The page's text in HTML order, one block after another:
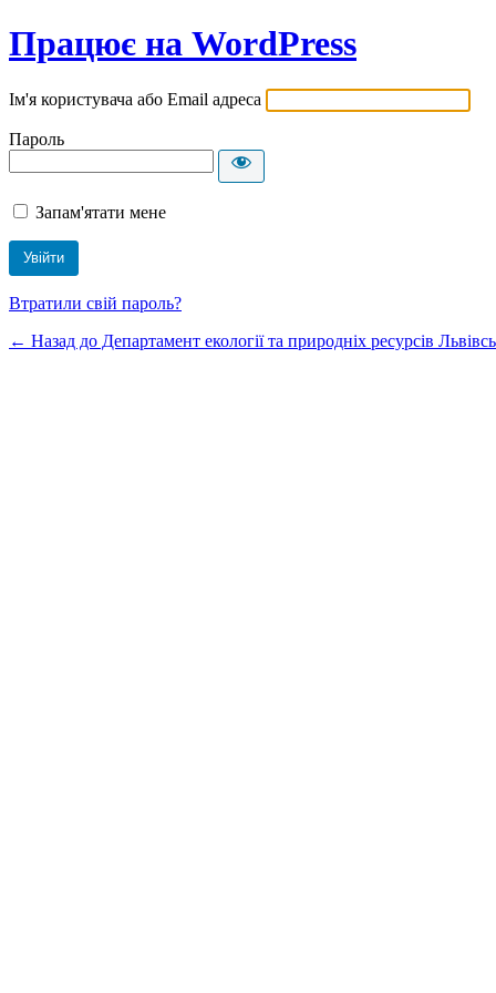
Працює на WordPress
Ім'я користувача або Email адреса
Пароль
Запам'ятати мене
Втратили свій пароль?
← Назад до Департамент екології та природніх ресурсів